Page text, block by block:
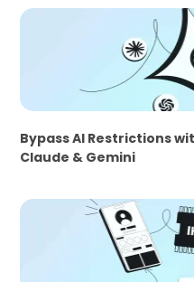
Bypass AI Restrictions
Claude & Gemini